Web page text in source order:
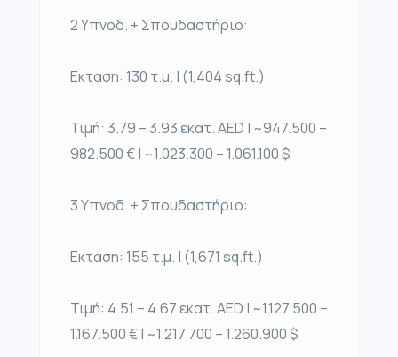
2 Υπνοδ. + Σπουδαστήριο:
Εκταση: 130 τ.μ. | (1,404 sq.ft.)
Τιμή: 3.79 – 3.93 εκατ. AED | ~947.500 –
982.500 € | ~1.023.300 – 1.061.100 $
3 Υπνοδ. + Σπουδαστήριο:
Εκταση: 155 τ.μ. | (1,671 sq.ft.)
Τιμή: 4.51 – 4.67 εκατ. AED | ~1.127.500 –
1.167.500 € | ~1.217.700 – 1.260.900 $